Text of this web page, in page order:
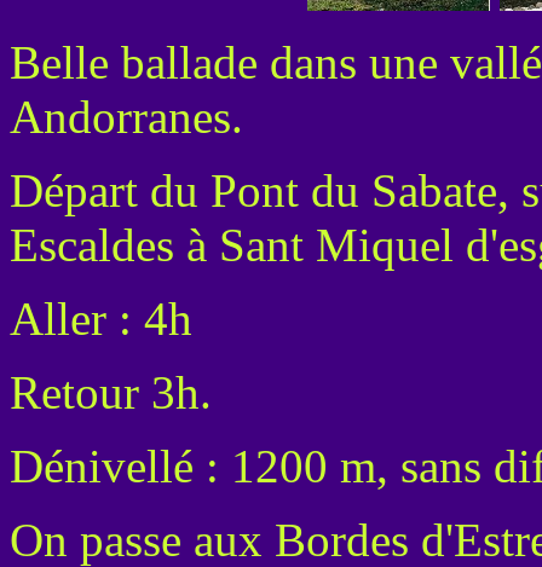
Belle ballade dans une
Andorranes.
Départ du Pont du Sabate,
Escaldes à Sant Miquel
Aller : 4h
Retour 3h.
Dénivellé : 1200 m, sans
On passe aux Bordes